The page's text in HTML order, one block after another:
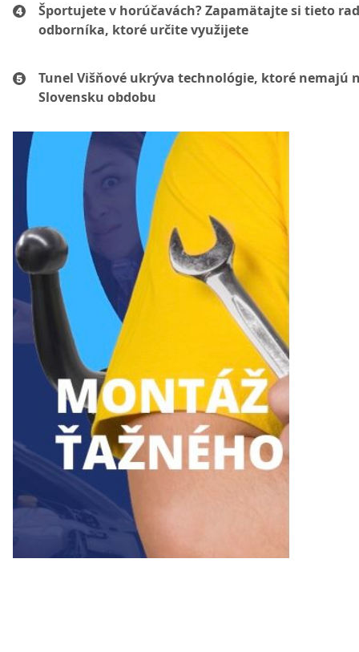
Športujete v horúčavách? Zapamätajte si tieto
odborníka, ktoré určite využijete
Tunel Višňové ukrýva technológie, ktoré nemajú
Slovensku obdobu